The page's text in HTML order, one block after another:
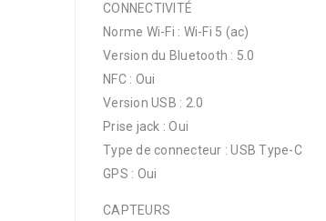
CONNECTIVITÉ
Norme Wi-Fi : Wi-Fi 5 (ac)
Version du Bluetooth : 5.0
NFC : Oui
Version USB : 2.0
Prise jack : Oui
Type de connecteur : USB Type-C
GPS : Oui
CAPTEURS